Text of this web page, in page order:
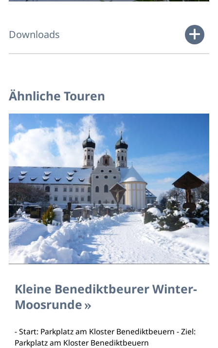
Downloads
Ähnliche Touren
Kleine Benediktbeurer Winter-
Moosrunde
- Start: Parkplatz am Kloster Benediktbeuern - Ziel:
Parkplatz am Kloster Benediktbeuern